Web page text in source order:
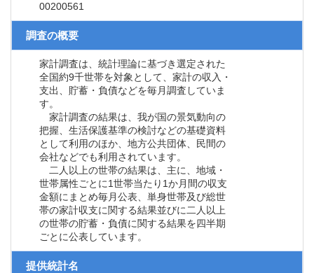
00200561
調査の概要
家計調査は、統計理論に基づき選定された
全国約9千世帯を対象として、家計の収入・
支出、貯蓄・負債などを毎月調査していま
す。
家計調査の結果は、我が国の景気動向の
把握、生活保護基準の検討などの基礎資料
として利用のほか、地方公共団体、民間の
会社などでも利用されています。
二人以上の世帯の結果は、主に、地域・
世帯属性ごとに1世帯当たり1か月間の収支
金額にまとめ毎月公表、単身世帯及び総世
帯の家計収支に関する結果並びに二人以上
の世帯の貯蓄・負債に関する結果を四半期
ごとに公表しています。
提供統計名